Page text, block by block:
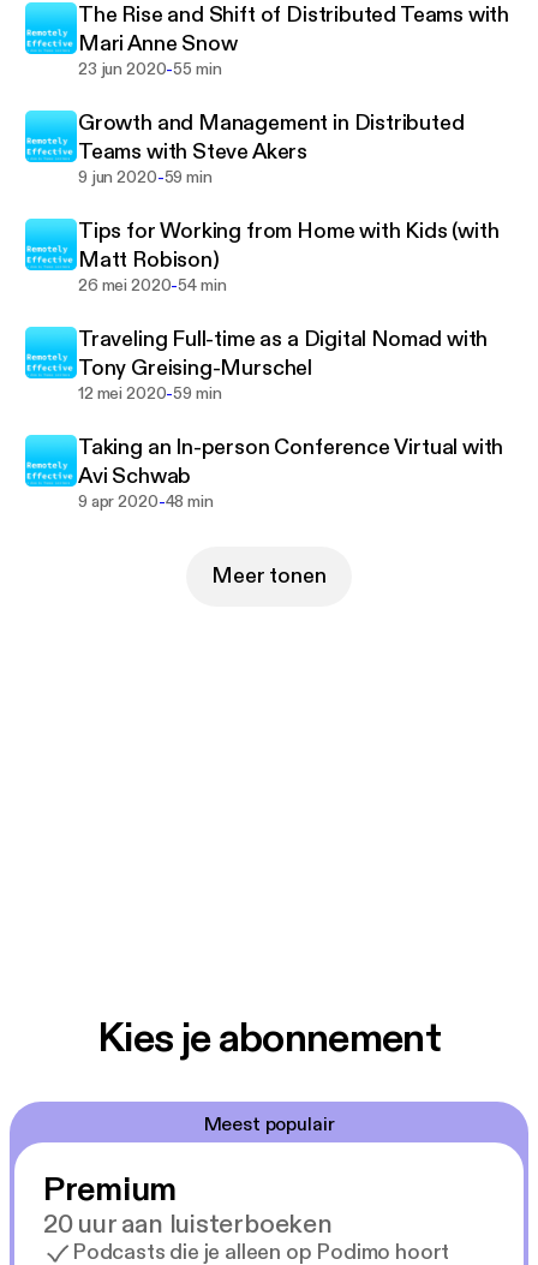
The Rise and Shift of Distributed Teams with
Mari Anne Snow
23 jun 2020-55 min
Growth and Management in Distributed
Teams with Steve Akers
9 jun 2020-59 min
Tips for Working from Home with Kids (with
Matt Robison)
26 mei 2020-54 min
Traveling Full-time as a Digital Nomad with
Tony Greising-Murschel
12 mei 2020-59 min
Taking an In-person Conference Virtual with
Avi Schwab
9 apr 2020-48 min
Meer tonen
Kies je abonnement
Meest populair
Premium
20 uur aan luisterboeken
Podcasts die je alleen op Podimo hoort